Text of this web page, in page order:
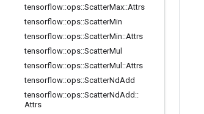
tensorflow::ops::ScatterMax::Attrs
tensorflow::ops::ScatterMin
tensorflow::ops::ScatterMin::Attrs
tensorflow::ops::ScatterMul
tensorflow::ops::ScatterMul ::Attrs
tensorflow::ops::ScatterNdAdd
tensorflow::ops::ScatterNdAdd ::
Attrs